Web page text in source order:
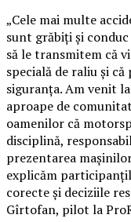
„Cele mai multe
sunt grăbiți și
să le transmitem că
specială de raliu și
siguranța. Am venit
aproape de
oamenilor că
disciplină,
prezentarea
explicăm
corecte și deciziile
Gîrtofan, pilot la